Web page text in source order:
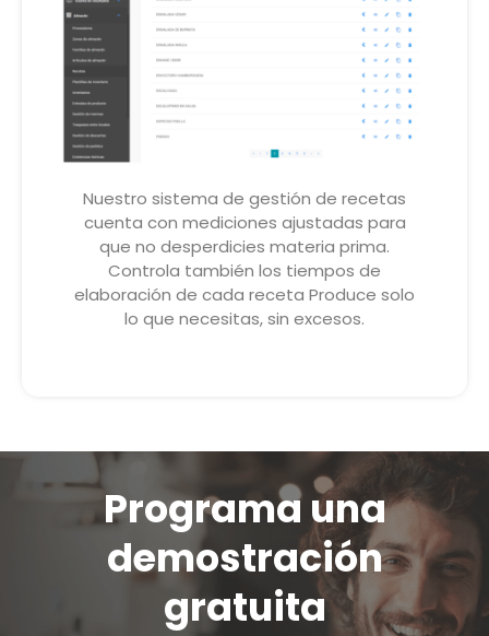
Nuestro sistema de gestión de recetas
cuenta con mediciones ajustadas para
que no desperdicies materia prima.
Controla también los tiempos de
elaboración de cada receta Produce solo
lo que necesitas, sin excesos.
Programa una
demostración
gratuita